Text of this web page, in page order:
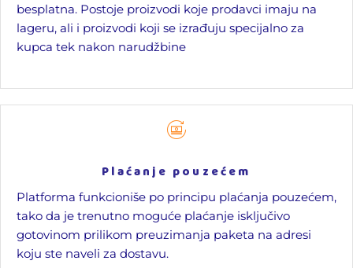
besplatna. Postoje proizvodi koje prodavci imaju na
lageru, ali i proizvodi koji se izrađuju specijalno za
kupca tek nakon narudžbine
Plaćanje pouzećem
Platforma funkcioniše po principu plaćanja pouzećem,
tako da je trenutno moguće plaćanje isključivo
gotovinom prilikom preuzimanja paketa na adresi
koju ste naveli za dostavu.